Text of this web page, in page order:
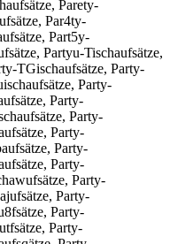
Parety-
Par4ty-
Part5y-
Partyu-Tischaufsätze,
TGischaufsätze, Party-
Party-
Party-
Party-
Party-
Party-
Party-
Party-
Party-
Party-
Party-